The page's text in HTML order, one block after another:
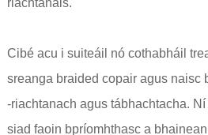
riachtanais.
Cibé acu i suiteáil nó cothabháil
sreanga braided copair agus naisc
-riachtanach agus tábhachtacha.
siad faoin bpríomhthasc a